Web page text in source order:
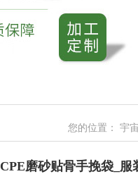
您的位置： 宇
CPE磨砂贴骨手挽袋_